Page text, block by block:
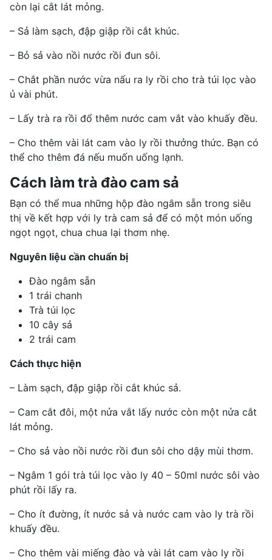
còn lại cắt lát mỏng.
– Sả làm sạch, đập giập rồi cắt khúc.
– Bỏ sả vào nồi nước rồi đun sôi.
– Chắt phần nước vừa nấu ra ly rồi cho trà túi lọc vào
ủ vài phút.
– Lấy trà ra rồi đổ thêm nước cam vắt vào khuấy đều.
– Cho thêm vài lát cam vào ly rồi thưởng thức. Bạn có
thể cho thêm đá nếu muốn uống lạnh.
Cách làm trà đào cam sả
Bạn có thể mua những hộp đào ngâm sẵn trong siêu
thị về kết hợp với ly trà cam sả để có một món uống
ngọt ngọt, chua chua lại thơm nhẹ.
Nguyên liệu cần chuẩn bị
Đào ngâm sẵn
1 trái chanh
Trà túi lọc
10 cây sả
2 trái cam
Cách thực hiện
– Làm sạch, đập giập rồi cắt khúc sả.
– Cam cắt đôi, một nửa vắt lấy nước còn một nửa cắt
lát mỏng.
– Cho sả vào nồi nước rồi đun sôi cho dậy mùi thơm.
– Ngâm 1 gói trà túi lọc vào ly 40 – 50ml nước sôi vào
phút rồi lấy ra.
– Cho ít đường, ít nước sả và nước cam vào ly trà rồi
khuấy đều.
– Cho thêm vài miếng đào và vài lát cam vào ly rồi